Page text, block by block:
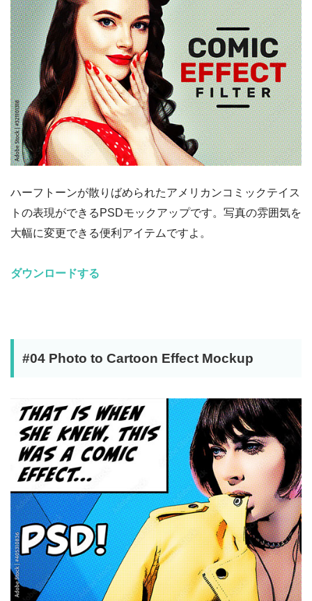
ハーフトーンが散りばめられたアメリカンコミックテイス
トの表現ができるPSDモックアップです。写真の雰囲気を
大幅に変更できる便利アイテムですよ。
ダウンロードする
#04 Photo to Cartoon Effect Mockup